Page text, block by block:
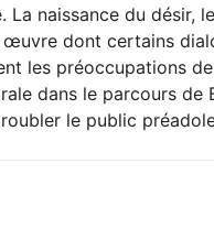
La naissance du désir,
dont certains
les préoccupations
dans le parcours de
le public